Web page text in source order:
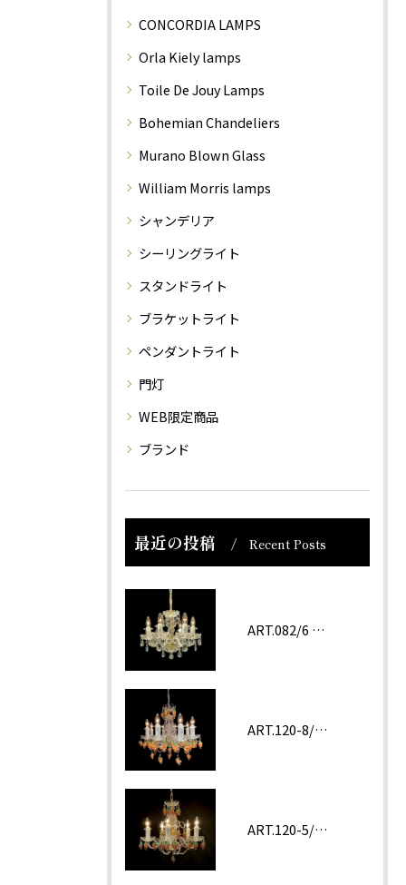
CONCORDIA LAMPS
Orla Kiely lamps
Toile De Jouy Lamps
Bohemian Chandeliers
Murano Blown Glass
William Morris lamps
シャンデリア
シーリングライト
スタンドライト
ブラケットライト
ペンダントライト
門灯
WEB限定商品
ブランド
最近の投稿 Recent Posts
ART.082/6 prc
ART.120-8/62 ROSA
ART.120-5/62 Amethyst